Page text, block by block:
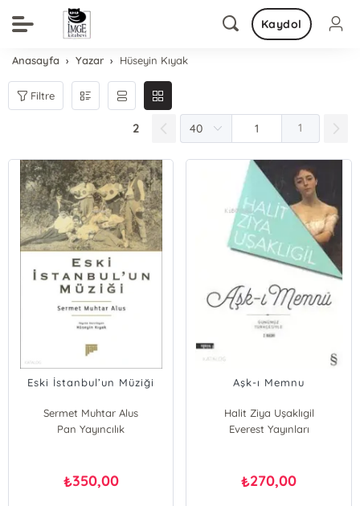
Kaydol
Anasayfa Yazar Hüseyin Kıyak
Filtre
2 1
Eski İstanbul’un Müziği
Sermet Muhtar Alus
Pan Yayıncılık
₺350,00
Aşk-ı Memnu
Halit Ziya Uşaklıgil
Everest Yayınları
₺270,00